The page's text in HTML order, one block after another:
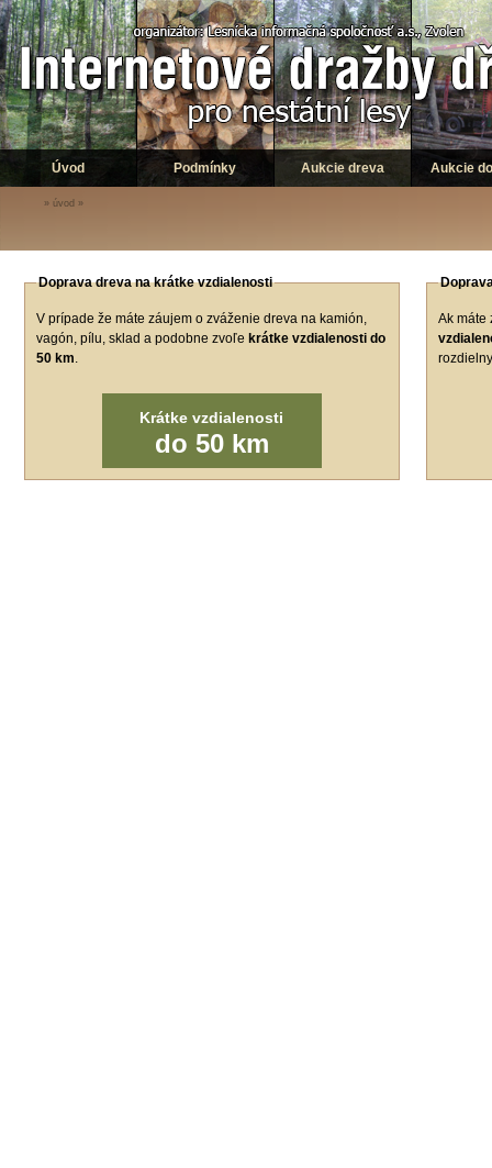
Úvod Podmínky Aukcie dreva Aukcie
» úvod »
Doprava dreva na krátke vzdialenosti
V prípade že máte záujem o zváženie dreva na kamión,
vagón, pílu, sklad a podobne zvoľe krátke vzdialenosti do
50 km.
Krátke vzdialenosti
do 50 km
Ak máte